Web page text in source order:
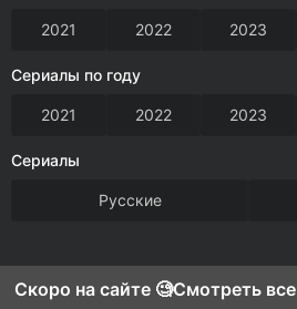
2021 2022 2023
Сериалы по году
2021 2022 2023
Сериалы
Русские
Скоро на сайте 🧐Смотреть все